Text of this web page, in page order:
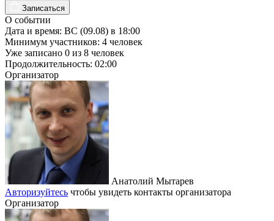
Записаться
О событии
Дата и время: ВС (09.08) в 18:00
Минимум участников: 4 человек
Уже записано 0 из 8 человек
Продолжительность: 02:00
Организатор
Анатолий Мытарев
Авторизуйтесь чтобы увидеть контакты организатора
Организатор